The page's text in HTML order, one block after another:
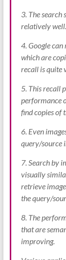
3. The search
relatively well.
4. Google can
which are
recall is quite
5. This recall
performance
find copies of
6. Even
query/source
7. Search by
visually
retrieve
the query/
8. The
that are
improving.